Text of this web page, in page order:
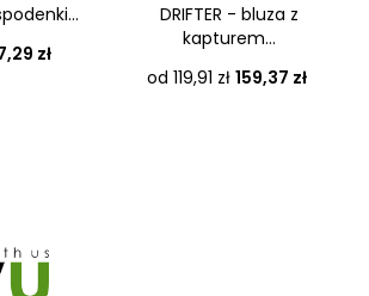
zł
DRIFTER - bluza z
kapturem...
od 119,91 zł Cena
159,37 zł